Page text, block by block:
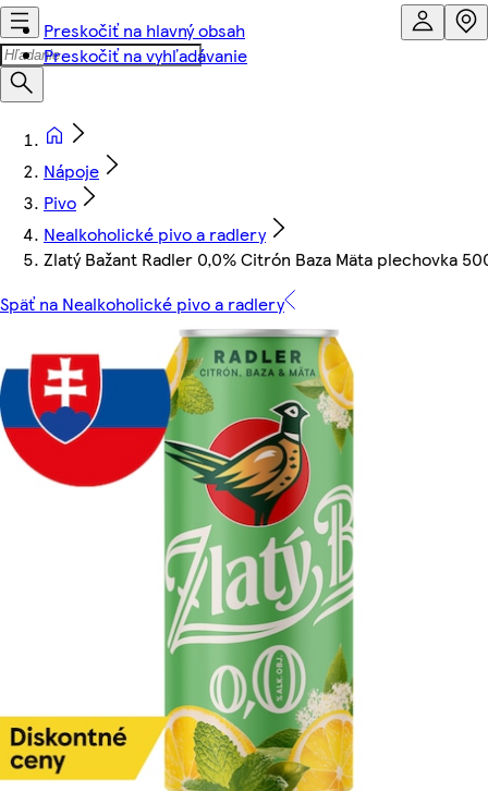
Preskočiť na hlavný obsah
Preskočiť na vyhľadávanie
Nápoje
Pivo
Nealkoholické pivo a radlery
Zlatý Bažant Radler 0,0% Citrón Baza Mäta plechovka
Späť na Nealkoholické pivo a radlery